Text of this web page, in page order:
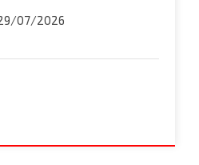
07/2026